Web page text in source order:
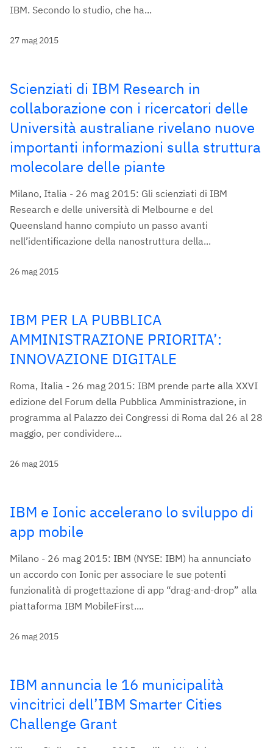
IBM. Secondo lo studio, che ha...
27 mag 2015
Scienziati di IBM Research in
collaborazione con i ricercatori delle
Università australiane rivelano nuove
importanti informazioni sulla struttura
molecolare delle piante
Milano, Italia - 26 mag 2015: Gli scienziati di IBM
Research e delle università di Melbourne e del
Queensland hanno compiuto un passo avanti
nell’identificazione della nanostruttura della...
26 mag 2015
IBM PER LA PUBBLICA
AMMINISTRAZIONE PRIORITA’:
INNOVAZIONE DIGITALE
Roma, Italia - 26 mag 2015: IBM prende parte alla XXVI
edizione del Forum della Pubblica Amministrazione, in
programma al Palazzo dei Congressi di Roma dal 26 al 28
maggio, per condividere...
26 mag 2015
IBM e Ionic accelerano lo sviluppo di
app mobile
Milano - 26 mag 2015: IBM (NYSE: IBM) ha annunciato
un accordo con Ionic per associare le sue potenti
funzionalità di progettazione di app “drag-and-drop” alla
piattaforma IBM MobileFirst....
26 mag 2015
IBM annuncia le 16 municipalità
vincitrici dell’IBM Smarter Cities
Challenge Grant